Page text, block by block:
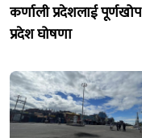
कर्णाली प्रदेशलाई पूर्णखोप
प्रदेश घोषणा